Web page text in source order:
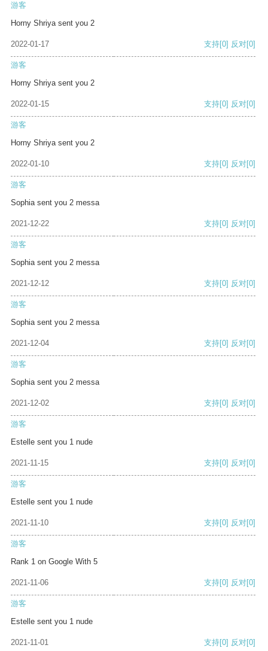
游客
Horny Shriya sent you 2
2022-01-17 支持[0] 反对[0]
游客
Horny Shriya sent you 2
2022-01-15 支持[0] 反对[0]
游客
Horny Shriya sent you 2
2022-01-10 支持[0] 反对[0]
游客
Sophia sent you 2 messa
2021-12-22 支持[0] 反对[0]
游客
Sophia sent you 2 messa
2021-12-12 支持[0] 反对[0]
游客
Sophia sent you 2 messa
2021-12-04 支持[0] 反对[0]
游客
Sophia sent you 2 messa
2021-12-02 支持[0] 反对[0]
游客
Estelle sent you 1 nude
2021-11-15 支持[0] 反对[0]
游客
Estelle sent you 1 nude
2021-11-10 支持[0] 反对[0]
游客
Rank 1 on Google With 5
2021-11-06 支持[0] 反对[0]
游客
Estelle sent you 1 nude
2021-11-01 支持[0] 反对[0]